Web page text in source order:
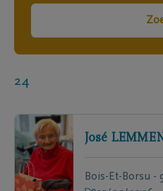
24
José
Bois-Et-Borsu -